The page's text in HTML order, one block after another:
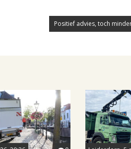
Positief advies, toch